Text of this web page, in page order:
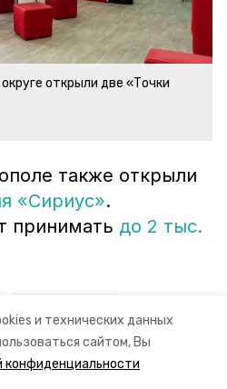
и технических данных
сайтом, Вы
конфиденциальности
открыли две «Точки
также открыли
«Сириус».
принимать до 2 тыс.